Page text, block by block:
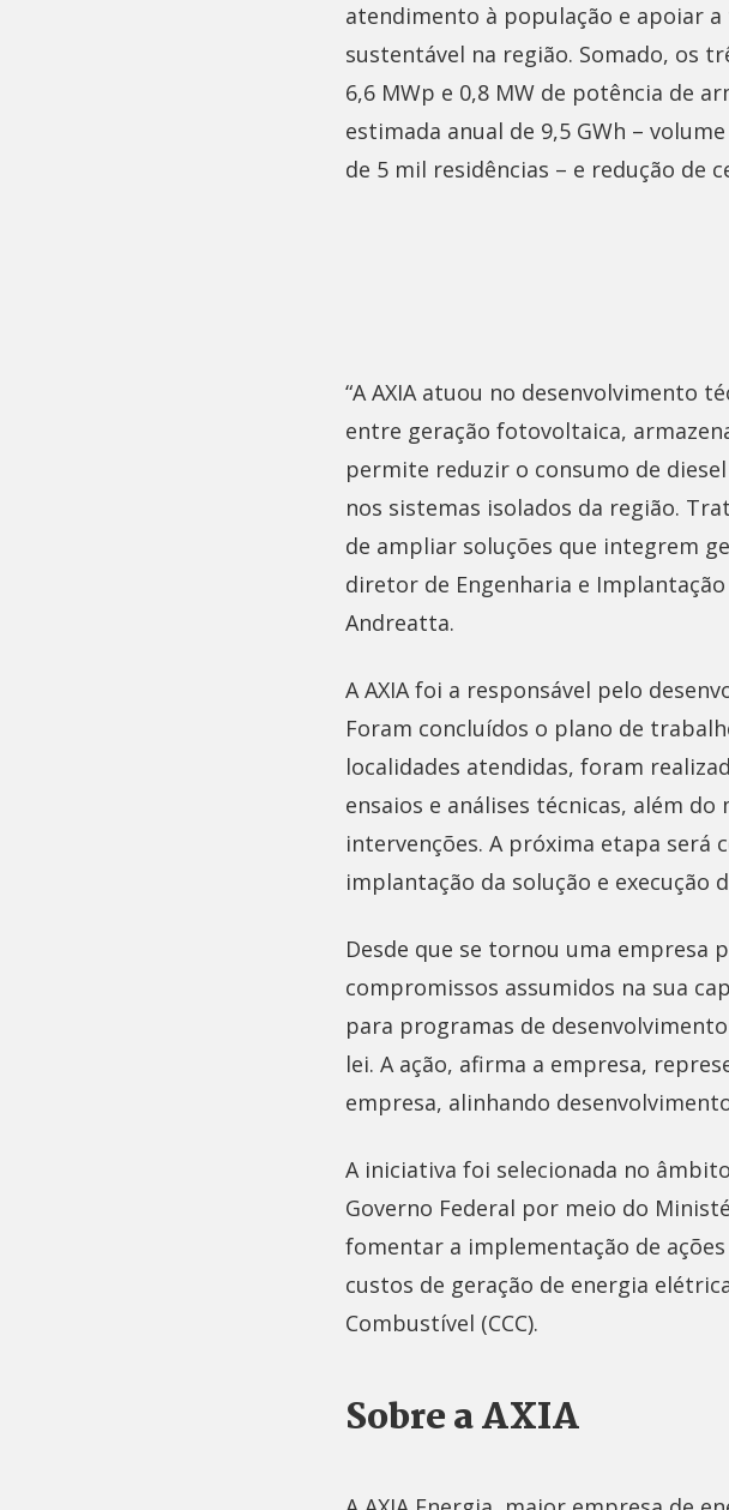
atendimento à população e apoiar
sustentável na região. Somado, os
6,6 MWp e 0,8 MW de potência de
estimada anual de 9,5 GWh –
de 5 mil residências – e redução de
“A AXIA atuou no desenvolvimento
entre geração fotovoltaica,
permite reduzir o consumo de
nos sistemas isolados da região.
de ampliar soluções que integrem
diretor de Engenharia e Implantação
Andreatta.
A AXIA foi a responsável pelo
Foram concluídos o plano de
localidades atendidas, foram
ensaios e análises técnicas, além
intervenções. A próxima etapa será
implantação da solução e execução
Desde que se tornou uma empresa
compromissos assumidos na sua
para programas de
lei. A ação, afirma a empresa,
empresa, alinhando
A iniciativa foi selecionada no
Governo Federal por meio do
fomentar a implementação de
custos de geração de energia
Combustível (CCC).
Sobre a AXIA